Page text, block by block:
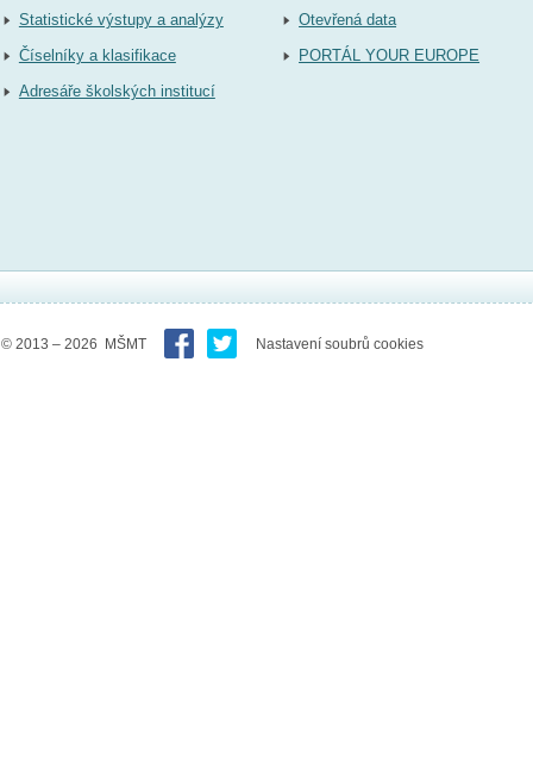
Statistické výstupy a analýzy
Číselníky a klasifikace
Adresáře školských institucí
Otevřená data
PORTÁL YOUR EUROPE
© 2013 – 2026 MŠMT Nastavení soubrů cookies